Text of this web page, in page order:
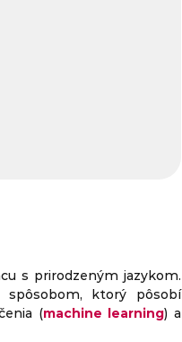
s prirodzeným jazykom.
spôsobom, ktorý pôsobí
(machine learning) a